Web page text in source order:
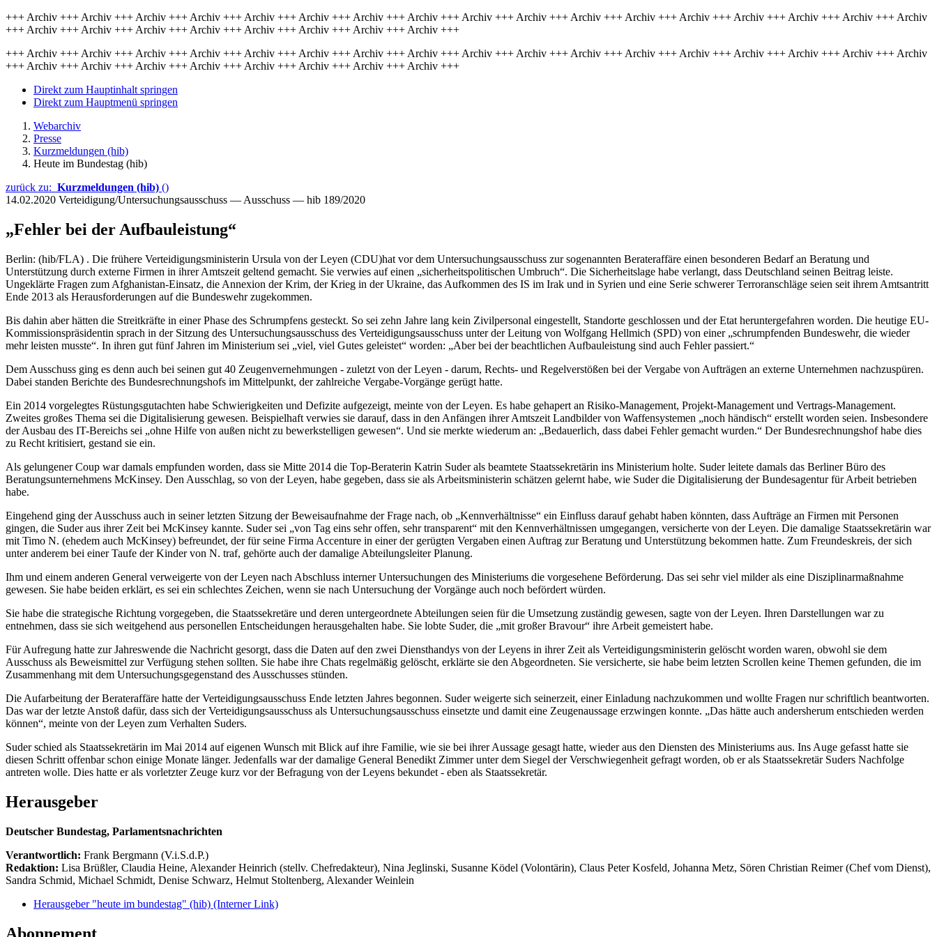
+++ Archiv +++ Archiv +++ Archiv +++ Archiv +++ Archiv +++ Archiv +++ Archiv +++ Archiv +++ Archiv +++ Archiv +++ Archiv +++ Archiv +++ Archiv +++ Archiv +++ Archiv +++ Archiv +++ Archiv
+++ Archiv +++ Archiv +++ Archiv +++ Archiv +++ Archiv +++ Archiv +++ Archiv +++ Archiv +++
+++ Archiv +++ Archiv +++ Archiv +++ Archiv +++ Archiv +++ Archiv +++ Archiv +++ Archiv +++ Archiv +++ Archiv +++ Archiv +++ Archiv +++ Archiv +++ Archiv +++ Archiv +++ Archiv +++ Archiv
+++ Archiv +++ Archiv +++ Archiv +++ Archiv +++ Archiv +++ Archiv +++ Archiv +++ Archiv +++
Direkt zum Hauptinhalt springen
Direkt zum Hauptmenü springen
Webarchiv
Presse
Kurzmeldungen (hib)
Heute im Bundestag (hib)
zurück zu: Kurzmeldungen (hib) ()
14.02.2020 Verteidigung/Untersuchungsausschuss — Ausschuss — hib 189/2020
„Fehler bei der Aufbauleistung“
Berlin: (hib/FLA) . Die frühere Verteidigungsministerin Ursula von der Leyen (CDU)hat vor dem Untersuchungsausschuss zur sogenannten Berateraffäre einen besonderen Bedarf an Beratung und
Unterstützung durch externe Firmen in ihrer Amtszeit geltend gemacht. Sie verwies auf einen „sicherheitspolitischen Umbruch“. Die Sicherheitslage habe verlangt, dass Deutschland seinen Beitrag leiste.
Ungeklärte Fragen zum Afghanistan-Einsatz, die Annexion der Krim, der Krieg in der Ukraine, das Aufkommen des IS im Irak und in Syrien und eine Serie schwerer Terroranschläge seien seit ihrem Amtsantritt
Ende 2013 als Herausforderungen auf die Bundeswehr zugekommen.
Bis dahin aber hätten die Streitkräfte in einer Phase des Schrumpfens gesteckt. So sei zehn Jahre lang kein Zivilpersonal eingestellt, Standorte geschlossen und der Etat heruntergefahren worden. Die heutige EU-
Kommissionspräsidentin sprach in der Sitzung des Untersuchungsausschuss des Verteidigungsausschuss unter der Leitung von Wolfgang Hellmich (SPD) von einer „schrumpfenden Bundeswehr, die wieder
mehr leisten musste“. In ihren gut fünf Jahren im Ministerium sei „viel, viel Gutes geleistet“ worden: „Aber bei der beachtlichen Aufbauleistung sind auch Fehler passiert.“
Dem Ausschuss ging es denn auch bei seinen gut 40 Zeugenvernehmungen - zuletzt von der Leyen - darum, Rechts- und Regelverstößen bei der Vergabe von Aufträgen an externe Unternehmen nachzuspüren.
Dabei standen Berichte des Bundesrechnungshofs im Mittelpunkt, der zahlreiche Vergabe-Vorgänge gerügt hatte.
Ein 2014 vorgelegtes Rüstungsgutachten habe Schwierigkeiten und Defizite aufgezeigt, meinte von der Leyen. Es habe gehapert an Risiko-Management, Projekt-Management und Vertrags-Management.
Zweites großes Thema sei die Digitalisierung gewesen. Beispielhaft verwies sie darauf, dass in den Anfängen ihrer Amtszeit Landbilder von Waffensystemen „noch händisch“ erstellt worden seien. Insbesondere
der Ausbau des IT-Bereichs sei „ohne Hilfe von außen nicht zu bewerkstelligen gewesen“. Und sie merkte wiederum an: „Bedauerlich, dass dabei Fehler gemacht wurden.“ Der Bundesrechnungshof habe dies
zu Recht kritisiert, gestand sie ein.
Als gelungener Coup war damals empfunden worden, dass sie Mitte 2014 die Top-Beraterin Katrin Suder als beamtete Staatssekretärin ins Ministerium holte. Suder leitete damals das Berliner Büro des
Beratungsunternehmens McKinsey. Den Ausschlag, so von der Leyen, habe gegeben, dass sie als Arbeitsministerin schätzen gelernt habe, wie Suder die Digitalisierung der Bundesagentur für Arbeit betrieben
habe.
Eingehend ging der Ausschuss auch in seiner letzten Sitzung der Beweisaufnahme der Frage nach, ob „Kennverhältnisse“ ein Einfluss darauf gehabt haben könnten, dass Aufträge an Firmen mit Personen
gingen, die Suder aus ihrer Zeit bei McKinsey kannte. Suder sei „von Tag eins sehr offen, sehr transparent“ mit den Kennverhältnissen umgegangen, versicherte von der Leyen. Die damalige Staatssekretärin war
mit Timo N. (ehedem auch McKinsey) befreundet, der für seine Firma Accenture in einer der gerügten Vergaben einen Auftrag zur Beratung und Unterstützung bekommen hatte. Zum Freundeskreis, der sich
unter anderem bei einer Taufe der Kinder von N. traf, gehörte auch der damalige Abteilungsleiter Planung.
Ihm und einem anderen General verweigerte von der Leyen nach Abschluss interner Untersuchungen des Ministeriums die vorgesehene Beförderung. Das sei sehr viel milder als eine Disziplinarmaßnahme
gewesen. Sie habe beiden erklärt, es sei ein schlechtes Zeichen, wenn sie nach Untersuchung der Vorgänge auch noch befördert würden.
Sie habe die strategische Richtung vorgegeben, die Staatssekretäre und deren untergeordnete Abteilungen seien für die Umsetzung zuständig gewesen, sagte von der Leyen. Ihren Darstellungen war zu
entnehmen, dass sie sich weitgehend aus personellen Entscheidungen herausgehalten habe. Sie lobte Suder, die „mit großer Bravour“ ihre Arbeit gemeistert habe.
Für Aufregung hatte zur Jahreswende die Nachricht gesorgt, dass die Daten auf den zwei Diensthandys von der Leyens in ihrer Zeit als Verteidigungsministerin gelöscht worden waren, obwohl sie dem
Ausschuss als Beweismittel zur Verfügung stehen sollten. Sie habe ihre Chats regelmäßig gelöscht, erklärte sie den Abgeordneten. Sie versicherte, sie habe beim letzten Scrollen keine Themen gefunden, die im
Zusammenhang mit dem Untersuchungsgegenstand des Ausschusses stünden.
Die Aufarbeitung der Berateraffäre hatte der Verteidigungsausschuss Ende letzten Jahres begonnen. Suder weigerte sich seinerzeit, einer Einladung nachzukommen und wollte Fragen nur schriftlich beantworten.
Das war der letzte Anstoß dafür, dass sich der Verteidigungsausschuss als Untersuchungsausschuss einsetzte und damit eine Zeugenaussage erzwingen konnte. „Das hätte auch andersherum entschieden werden
können“, meinte von der Leyen zum Verhalten Suders.
Suder schied als Staatssekretärin im Mai 2014 auf eigenen Wunsch mit Blick auf ihre Familie, wie sie bei ihrer Aussage gesagt hatte, wieder aus den Diensten des Ministeriums aus. Ins Auge gefasst hatte sie
diesen Schritt offenbar schon einige Monate länger. Jedenfalls war der damalige General Benedikt Zimmer unter dem Siegel der Verschwiegenheit gefragt worden, ob er als Staatssekretär Suders Nachfolge
antreten wolle. Dies hatte er als vorletzter Zeuge kurz vor der Befragung von der Leyens bekundet - eben als Staatssekretär.
Herausgeber
Deutscher Bundestag, Parlamentsnachrichten
Verantwortlich: Frank Bergmann (V.i.S.d.P.)
Redaktion: Lisa Brüßler, Claudia Heine, Alexander Heinrich (stellv. Chefredakteur), Nina Jeglinski, Susanne Ködel (Volontärin), Claus Peter Kosfeld, Johanna Metz, Sören Christian Reimer (Chef vom Dienst),
Sandra Schmid, Michael Schmidt, Denise Schwarz, Helmut Stoltenberg, Alexander Weinlein
Herausgeber "heute im bundestag" (hib) (Interner Link)
Abonnement